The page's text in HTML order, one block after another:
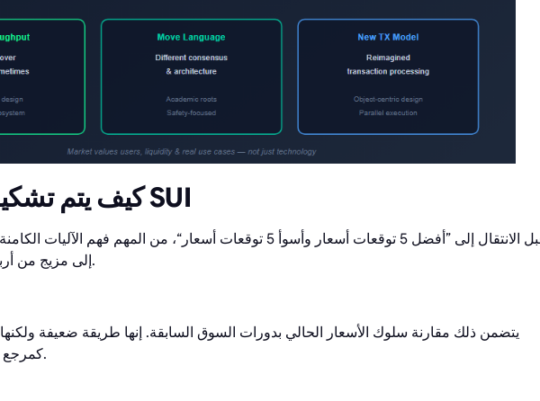
كيف يتم تشكيل توقعات أسعار SUI
قبل الانتقال إلى ”أفضل 5 توقعات أسعار وأسوأ 5 توقعات أسعار“، من
أسعار SUI إلى مزيج من أربعة عوامل أساسية.
يتضمن ذلك مقارنة سلوك الأسعار الحالي بدورات السوق السابقة. إنها طريقة ضعيفة
كمرجع تقريبي وليس كإشارة حاسمة.